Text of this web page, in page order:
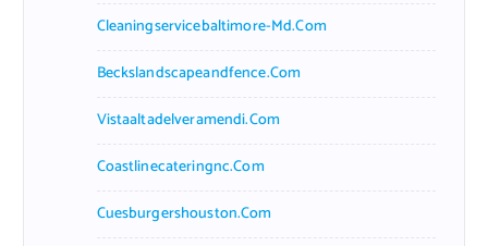
Cleaningservicebaltimore-Md.com
Beckslandscapeandfence.com
Vistaaltadelveramendi.com
Coastlinecateringnc.com
Cuesburgershouston.com